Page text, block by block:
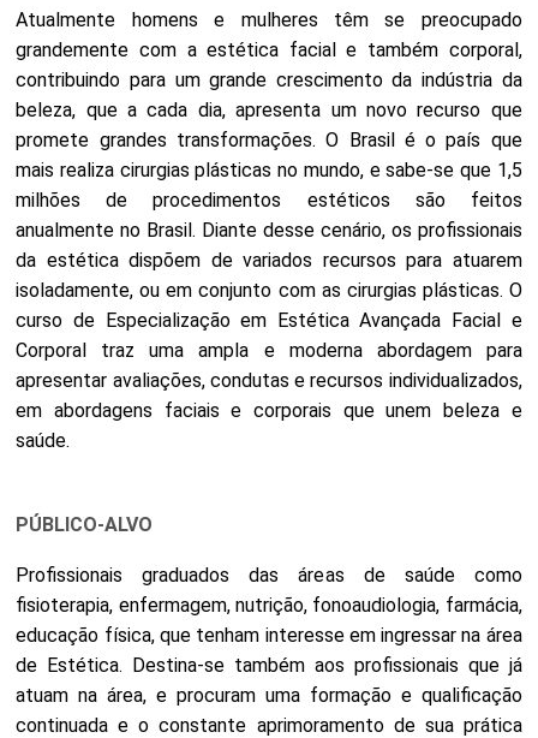
Atualmente homens e mulheres têm se preocupado
grandemente com a estética facial e também corporal,
contribuindo para um grande crescimento da indústria da
beleza, que a cada dia, apresenta um novo recurso que
promete grandes transformações. O Brasil é o país que
mais realiza cirurgias plásticas no mundo, e sabe-se que 1,5
milhões de procedimentos estéticos são feitos
anualmente no Brasil. Diante desse cenário, os profissionais
da estética dispõem de variados recursos para atuarem
isoladamente, ou em conjunto com as cirurgias plásticas. O
curso de Especialização em Estética Avançada Facial e
Corporal traz uma ampla e moderna abordagem para
apresentar avaliações, condutas e recursos individualizados,
em abordagens faciais e corporais que unem beleza e
saúde.
PÚBLICO-ALVO
Profissionais graduados das áreas de saúde como
fisioterapia, enfermagem, nutrição, fonoaudiologia, farmácia,
educação física, que tenham interesse em ingressar na área
de Estética. Destina-se também aos profissionais que já
atuam na área, e procuram uma formação e qualificação
continuada e o constante aprimoramento de sua prática